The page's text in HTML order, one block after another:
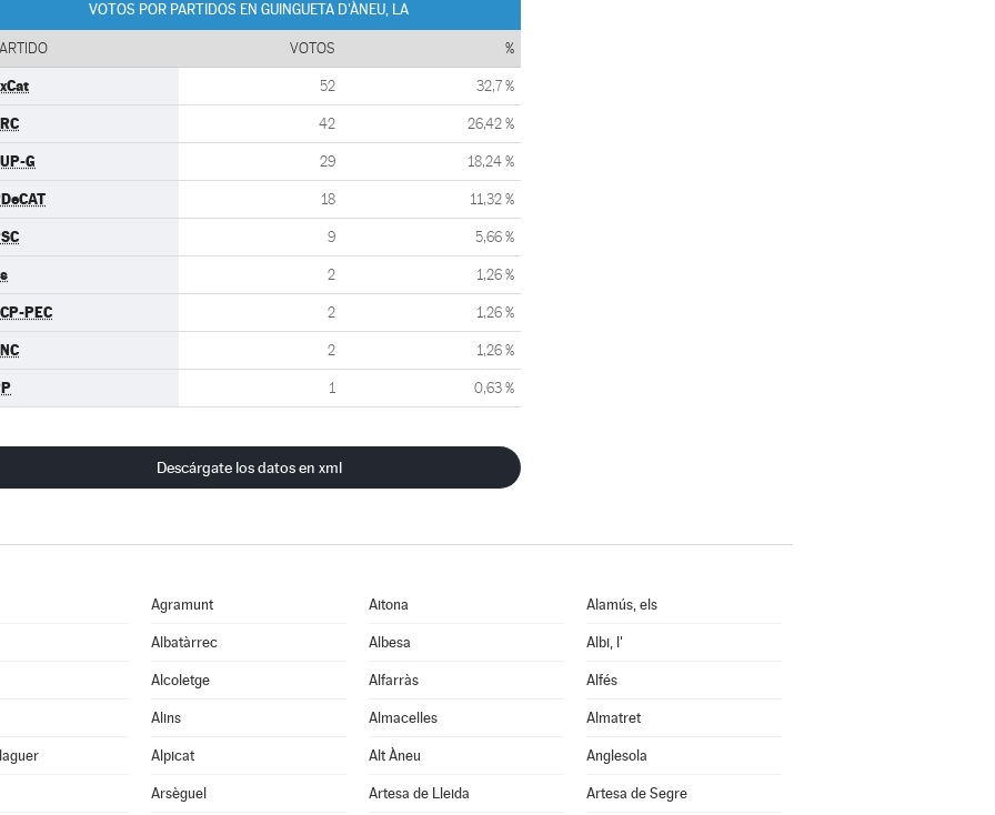
VOTOS POR PARTIDOS EN GUINGUETA D'ÀNEU, LA
VOTOS %
52 32,7 %
42 26,42 %
G 29 18,24 %
18 11,32 %
9 5,66 %
2 1,26 %
PEC 2 1,26 %
2 1,26 %
1 0,63 %
Descárgate los datos en xml
Agramunt Aitona Alamús, els
Albatàrrec Albesa Albi, l'
Alcoletge Alfarràs Alfés
Alins Almacelles Almatret
Alpicat Alt Àneu Anglesola
Arsèguel Artesa de Lleida Artesa de Segre